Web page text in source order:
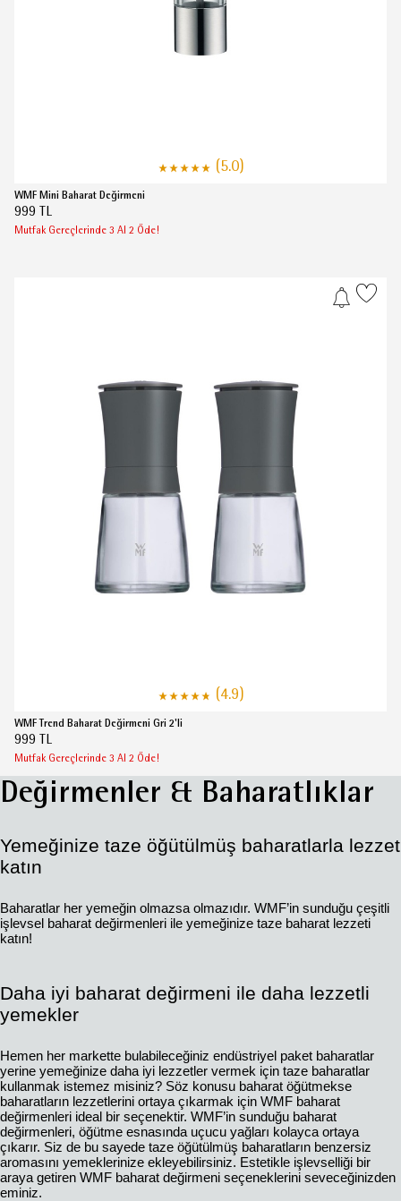
(5.0)
WMF Mini Baharat Değirmeni
999 TL
Mutfak Gereçlerinde 3 Al 2 Öde!
(4.9)
WMF Trend Baharat Değirmeni Gri 2'li
999 TL
Mutfak Gereçlerinde 3 Al 2 Öde!
Değirmenler & Baharatlıklar
Yemeğinize taze öğütülmüş baharatlarla lezzet
katın
Baharatlar her yemeğin olmazsa olmazıdır. WMF’in sunduğu çeşitli
işlevsel baharat değirmenleri ile yemeğinize taze baharat lezzeti
katın!
Daha iyi baharat değirmeni ile daha lezzetli
yemekler
Hemen her markette bulabileceğiniz endüstriyel paket baharatlar
yerine yemeğinize daha iyi lezzetler vermek için taze baharatlar
kullanmak istemez misiniz? Söz konusu baharat öğütmekse
baharatların lezzetlerini ortaya çıkarmak için WMF baharat
değirmenleri ideal bir seçenektir. WMF’in sunduğu baharat
değirmenleri, öğütme esnasında uçucu yağları kolayca ortaya
çıkarır. Siz de bu sayede taze öğütülmüş baharatların benzersiz
aromasını yemeklerinize ekleyebilirsiniz. Estetikle işlevselliği bir
araya getiren WMF baharat değirmeni seçeneklerini seveceğinizden
eminiz.